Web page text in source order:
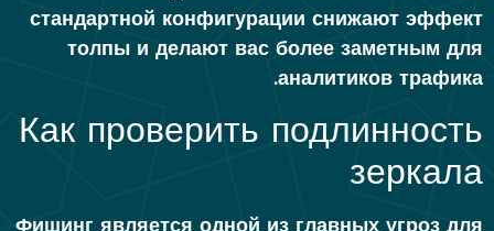
стандартной конфигурации снижают эффект
толпы и делают вас более заметным для
аналитиков трафика.
Как проверить подлинность
зеркала